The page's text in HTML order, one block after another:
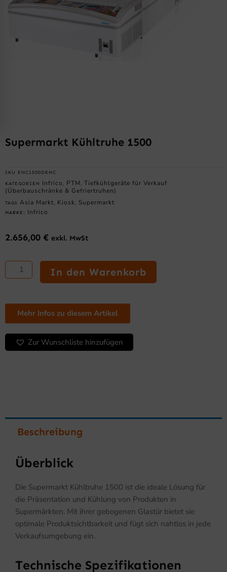
Supermarkt Kühltruhe 1500
SKU EHC1500DEHC
KATEGORIEN Infrico , PTM , Tiefkühlgeräte für Verkauf
(Überbauschränke & Gefriertruhen)
TAGS Asia Markt , Kiosk , Supermarkt
MARKE: Infrico
2.656,00 € exkl. MwSt
Supermarkt
Kühltruhe
1500
In den Warenkorb
Mehr Infos zu diesem Artikel
Zur Wunschliste hinzufügen
Beschreibung
Überblick
Die Supermarkt Kühltruhe 1500 ist die ideale Lösung für
die Präsentation und Kühlung von Produkten in
Supermärkten. Mit ihrer gebogenen Glastür bietet sie
optimale Produktsichtbarkeit und fügt sich nahtlos in jede
Verkaufsumgebung ein.
Technische Spezifikationen